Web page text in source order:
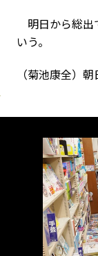
明日から総出
いう。
（菊池康全）
Previous